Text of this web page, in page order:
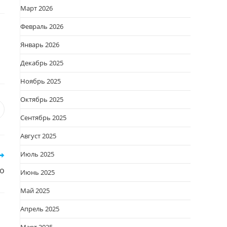
новом
Март 2026
Февраль 2026
Январь 2026
Декабрь 2025
Ноябрь 2025
Октябрь 2025
Сентябрь 2025
Август 2025
Июль 2025
Июнь 2025
Май 2025
Апрель 2025